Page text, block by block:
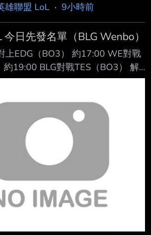
雄聯盟 LoL · 9小時前
今日先發名單（BLG Wenbo）
上EDG（BO3） 約17:00 WE對戰
約19:00 BLG對戰TES（BO3） 解
淞、王多多、懷南 主持：駱歆
i/OF8X79.png
i/OF8FM5.png -- 結果是兩
打 阿說好的BIN哥回歸呢? -- 鷹嶺
youtu.be/Ix-f51aq8SY